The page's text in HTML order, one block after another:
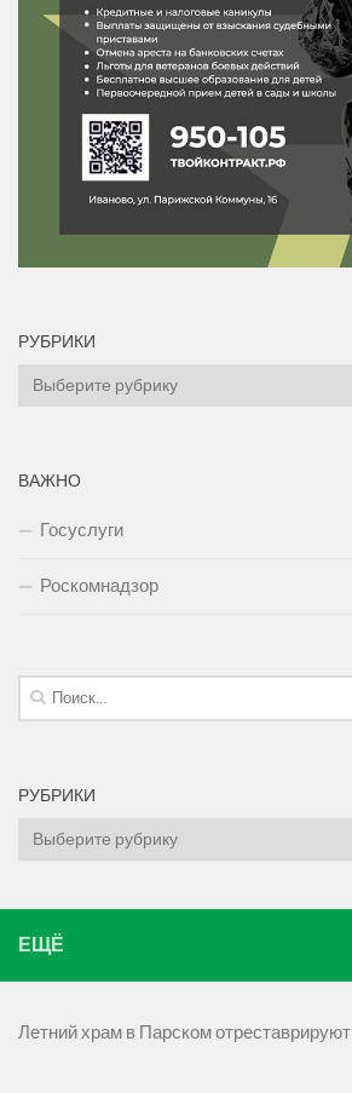
РУБРИКИ
Рубрики
ВАЖНО
Госуслуги
Роскомнадзор
Найти:
РУБРИКИ
Рубрики
ЕЩЁ
Летний храм в Парском отреставрируют